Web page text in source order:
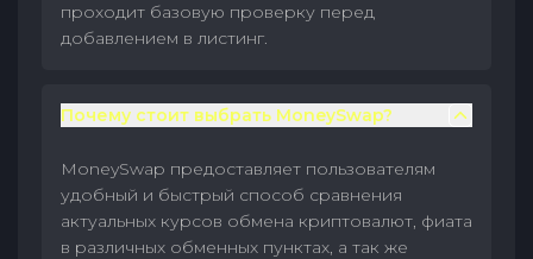
проходит базовую проверку перед
добавлением в листинг.
Почему стоит выбрать MoneySwap?
MoneySwap предоставляет пользователям
удобный и быстрый способ сравнения
актуальных курсов обмена криптовалют, фиата
в различных обменных пунктах, а так же